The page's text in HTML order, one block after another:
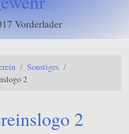
Vorderlader
/ Sonstiges /
2
2